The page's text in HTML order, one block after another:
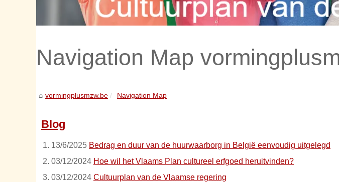
Navigation Map
vormingplusmzw.be Navigation Map
Blog
13/6/2025 Bedrag en duur van de huurwaarborg in België eenvoudig uitgelegd
03/12/2024 Hoe wil het Vlaams Plan cultureel erfgoed heruitvinden?
03/12/2024 Cultuurplan van de Vlaamse regering